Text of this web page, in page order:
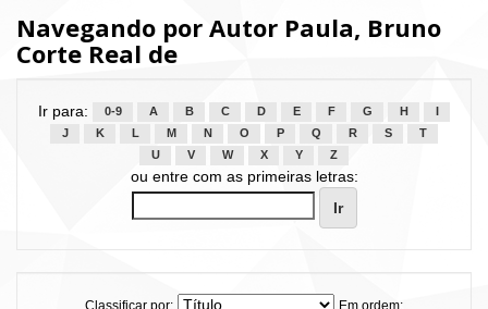
Navegando por Autor Paula, Bruno
Corte Real de
Ir para: 0-9 A B C D E F G H
J
K L M N O P Q R S
T
U
V W X Y Z
ou entre com as primeiras letras:
Classificar por:
Em ordem: